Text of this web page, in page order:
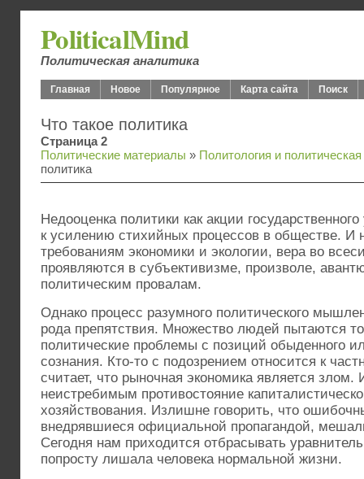
PoliticalMind
Политическая аналитика
Главная Новое Популярное Карта сайта Поиск
Что такое политика
Страница 2
Политические материалы » Политология и
политика
Недооценка политики как акции
к усилению стихийных процессов в обществе. И
требованиям экономики и экологии, вера во
проявляются в субъективизме, произволе,
политическим провалам.
Однако процесс разумного политического
рода препятствия. Множество людей пытаются
политические проблемы с позиций обыденного
сознания. Кто-то с подозрением относится к
считает, что рыночная экономика является злом.
неистребимым противостояние
хозяйствования. Излишне говорить, что
внедрявшиеся официальной пропагандой,
Сегодня нам приходится отбрасывать
попросту лишала человека нормальной жизни.